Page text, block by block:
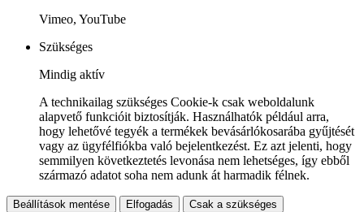
Vimeo, YouTube
Szükséges
Mindig aktív
A technikailag szükséges Cookie-k csak weboldalunk
alapvető funkcióit biztosítják. Használhatók például arra,
hogy lehetővé tegyék a termékek bevásárlókosarába gyűjtését
vagy az ügyfélfiókba való bejelentkezést. Ez azt jelenti, hogy
semmilyen következtetés levonása nem lehetséges, így ebből
származó adatot soha nem adunk át harmadik félnek.
Beállítások mentése Elfogadás Csak a szükséges